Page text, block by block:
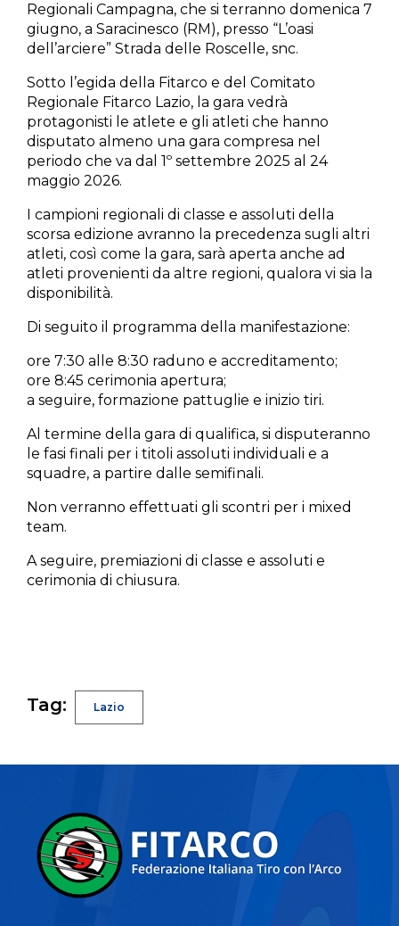
Regionali Campagna, che si terranno domenica 7
giugno, a Saracinesco (RM), presso “L’oasi
dell’arciere” Strada delle Roscelle, snc.
Sotto l’egida della Fitarco e del Comitato
Regionale Fitarco Lazio, la gara vedrà
protagonisti le atlete e gli atleti che hanno
disputato almeno una gara compresa nel
periodo che va dal 1º settembre 2025 al 24
maggio 2026.
I campioni regionali di classe e assoluti della
scorsa edizione avranno la precedenza sugli altri
atleti, così come la gara, sarà aperta anche ad
atleti provenienti da altre regioni, qualora vi sia la
disponibilità.
Di seguito il programma della manifestazione:
ore 7:30 alle 8:30 raduno e accreditamento;
ore 8:45 cerimonia apertura;
a seguire, formazione pattuglie e inizio tiri.
Al termine della gara di qualifica, si disputeranno
le fasi finali per i titoli assoluti individuali e a
squadre, a partire dalle semifinali.
Non verranno effettuati gli scontri per i mixed
team.
A seguire, premiazioni di classe e assoluti e
cerimonia di chiusura.
Tag: Lazio